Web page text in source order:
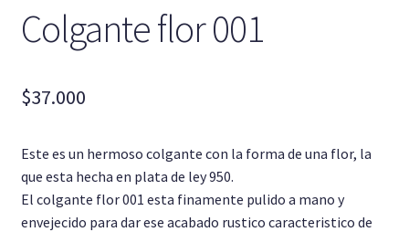
Argollas o Alianzas
Dijes y colgantes
Pulseras
Cadenas
Colgante flor 001
$37.000
Este es un hermoso colgante con la forma de una flor, la
que esta hecha en plata de ley 950.
El colgante flor 001 esta finamente pulido a mano y
envejecido para dar ese acabado rustico caracteristico de